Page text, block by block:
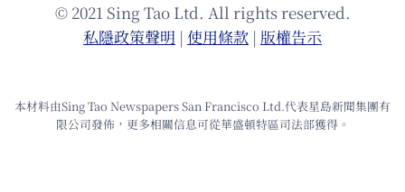
© 2021 Sing Tao Ltd. All rights reserved.
私隱政策聲明 | 使⽤條款 | 版權告⽰
本材料由Sing Tao Newspapers San Francisco Ltd.代表星島新聞集團有
限公司發佈，更多相關信息可從華盛頓特區司法部獲得。